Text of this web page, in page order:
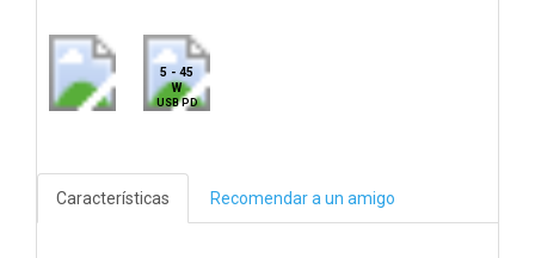
5 - 45
W
USB PD
Características Recomendar a un amigo